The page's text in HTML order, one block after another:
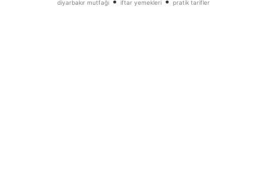
diyarbakır mutfağı iftar yemekleri pratik tarifler